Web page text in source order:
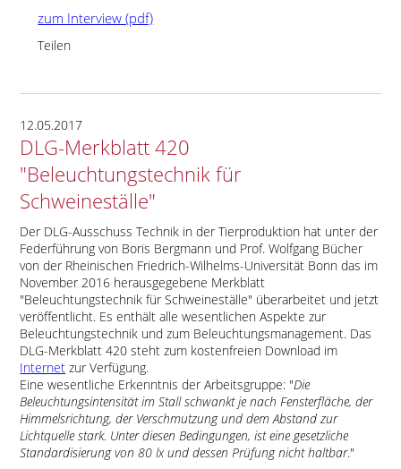
zum Interview (pdf)
Teilen
12.05.2017
DLG-Merkblatt 420
"Beleuchtungstechnik für
Schweineställe"
Der DLG-Ausschuss Technik in der Tierproduktion hat unter der
Federführung von Boris Bergmann und Prof. Wolfgang Bücher
von der Rheinischen Friedrich-Wilhelms-Universität Bonn das im
November 2016 herausgegebene Merkblatt
Beleuchtungstechnik für Schweineställe überarbeitet und jetzt
veröffentlicht. Es enthält alle wesentlichen Aspekte zur
Beleuchtungstechnik und zum Beleuchtungsmanagement. Das
DLG-Merkblatt 420 steht zum kostenfreien Download im
Internet zur Verfügung.
Eine wesentliche Erkenntnis der Arbeitsgruppe: Die
Beleuchtungsintensität im Stall schwankt je nach Fensterfläche, der
Himmelsrichtung, der Verschmutzung und dem Abstand zur
Lichtquelle stark. Unter diesen Bedingungen, ist eine gesetzliche
Standardisierung von 80 lx und dessen Prüfung nicht haltbar.